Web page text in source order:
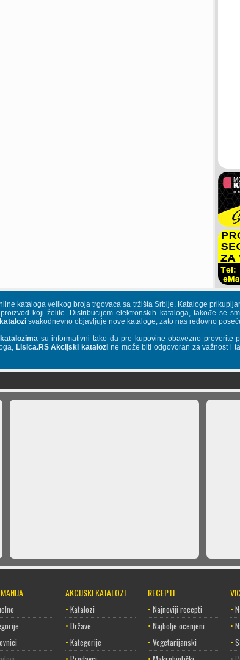
kataloga velikog broja trgovaca sa tržišta Srbije. Kataloge
koji želite. Distribucijom elektronskih kataloga, takođe se
svakodnevno objavljuje nove kataloge, zato nas redovno
su informativni tako da pre kupovine obavezno proverite
Lisica.RS Akcijski katalozi ne može biti odgovoran za važnost i
AKCIJSKI KATALOZI
• Katalozi
• Države
• Kategorije
RECEPTI
• Najnoviji recepti
• Najbolje ocenjeni
• Vegetarijanski
•
•
•